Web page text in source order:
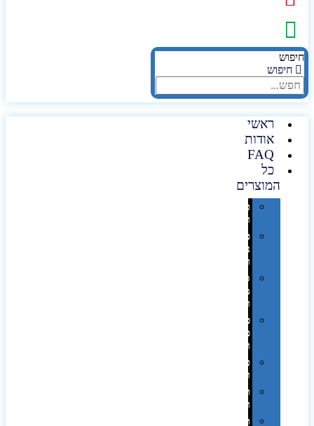
חיפוש
ראשי
אודות
FAQ
כל
המוצרים
טכנולוגיה
וגאדג'טים
פנאי,
נופש
ונסיעות
סביבת
משרד
ופרימיום
כלים,
פנסים
ורכב
טקסטיל
וחורף
תיקים
ומזוודות
תערוכות,